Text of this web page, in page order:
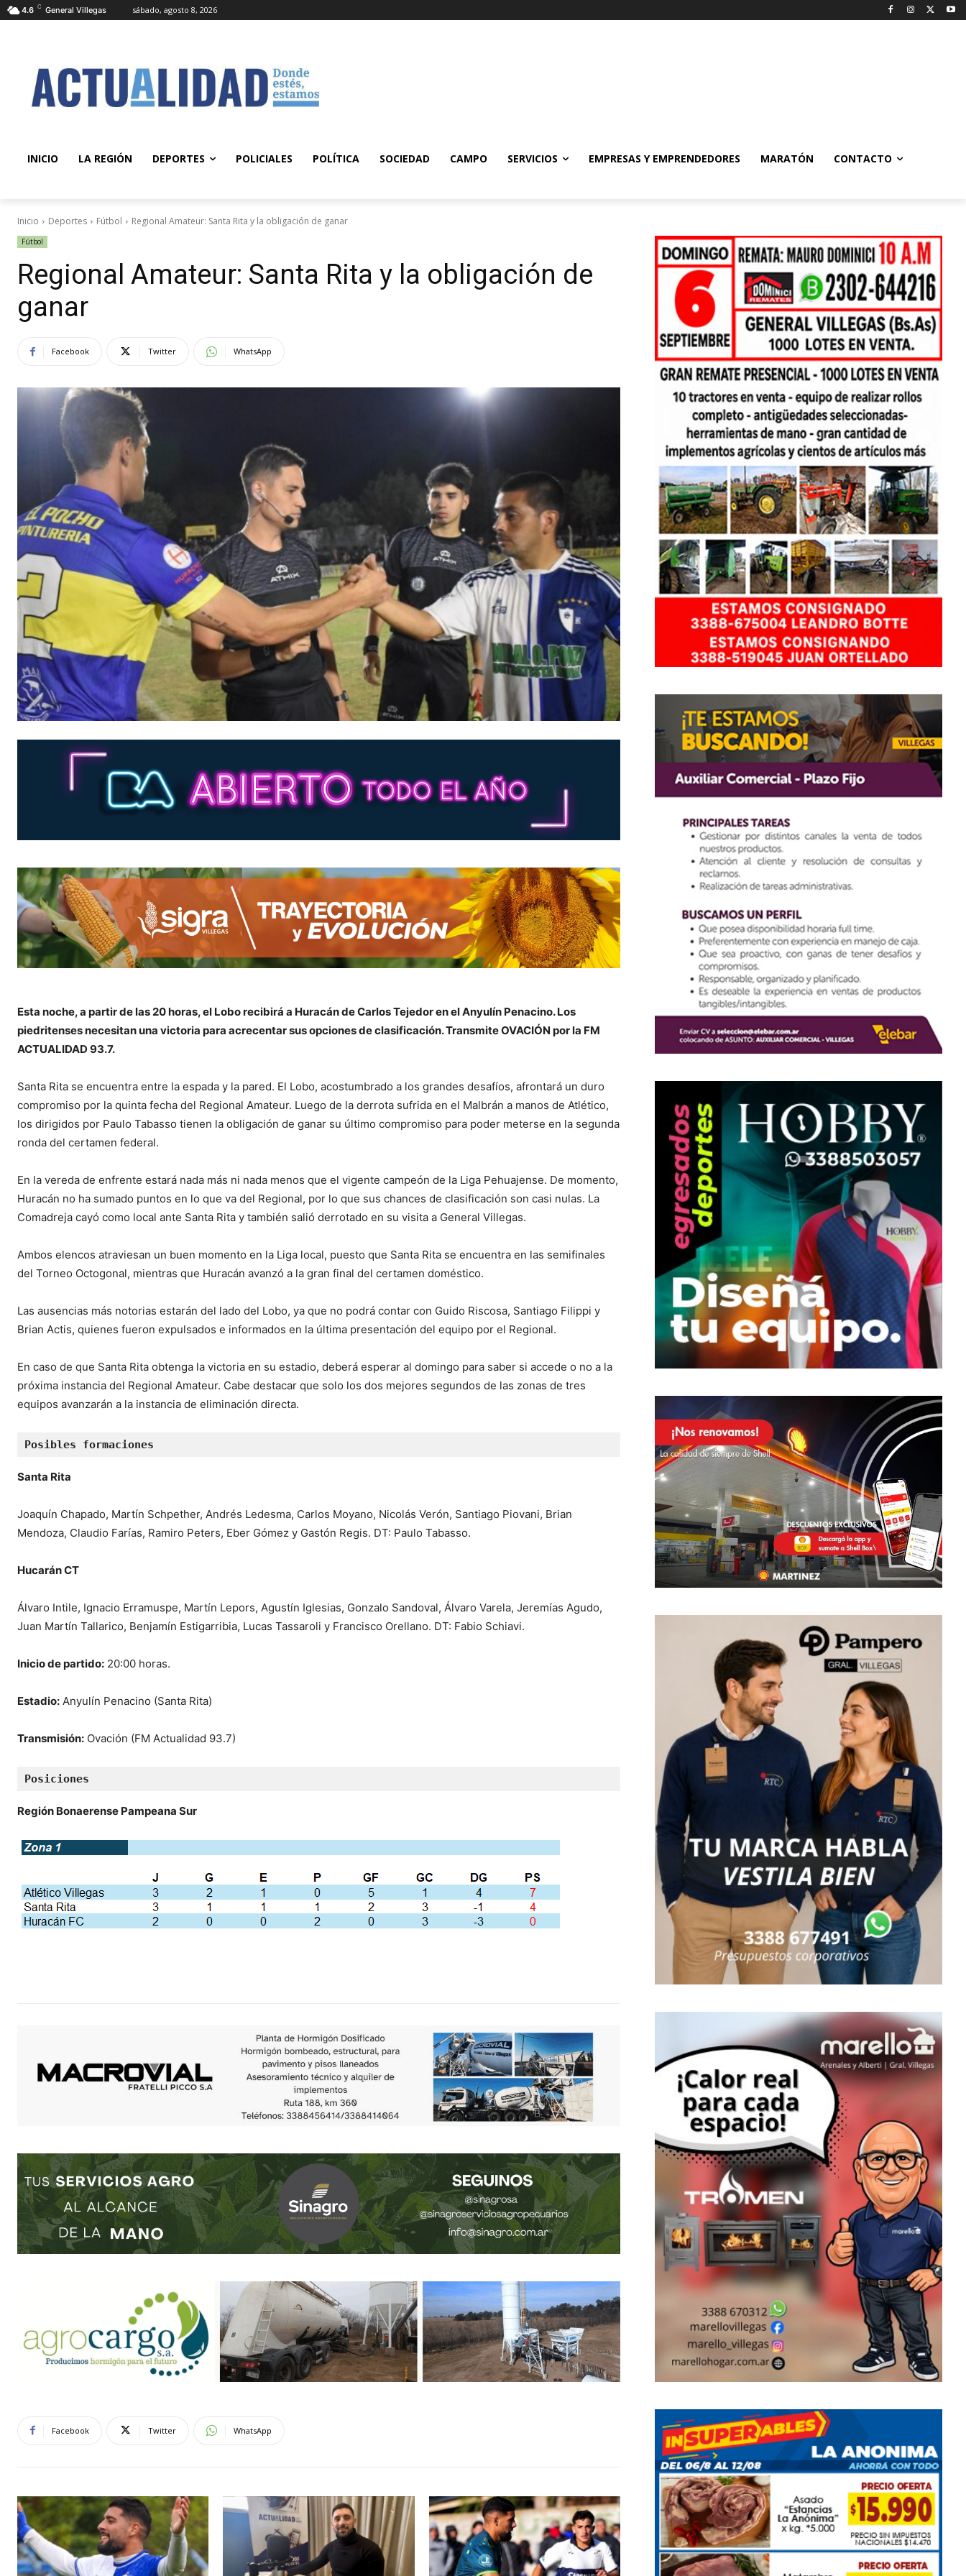
4.6 C General Villegas sábado, agosto 8, 2026
INICIO LA REGIÓN DEPORTES POLICIALES POLÍTICA SOCIEDAD CAMPO SERVICIOS EMPRESAS Y EMPRENDEDORES MARATÓN CONTACTO
Inicio Deportes Fútbol Regional Amateur: Santa Rita y la obligación de ganar
Fútbol
Regional Amateur: Santa Rita y la obligación de
ganar
Facebook Twitter WhatsApp
Esta noche, a partir de las 20 horas, el Lobo recibirá a Huracán de Carlos Tejedor en el Anyulín Penacino. Los
piedritenses necesitan una victoria para acrecentar sus opciones de clasificación. Transmite OVACIÓN por la FM
ACTUALIDAD 93.7.
Santa Rita se encuentra entre la espada y la pared. El Lobo, acostumbrado a los grandes desafíos, afrontará un duro
compromiso por la quinta fecha del Regional Amateur. Luego de la derrota sufrida en el Malbrán a manos de Atlético,
los dirigidos por Paulo Tabasso tienen la obligación de ganar su último compromiso para poder meterse en la segunda
ronda del certamen federal.
En la vereda de enfrente estará nada más ni nada menos que el vigente campeón de la Liga Pehuajense. De momento,
Huracán no ha sumado puntos en lo que va del Regional, por lo que sus chances de clasificación son casi nulas. La
Comadreja cayó como local ante Santa Rita y también salió derrotado en su visita a General Villegas.
Ambos elencos atraviesan un buen momento en la Liga local, puesto que Santa Rita se encuentra en las semifinales
del Torneo Octogonal, mientras que Huracán avanzó a la gran final del certamen doméstico.
Las ausencias más notorias estarán del lado del Lobo, ya que no podrá contar con Guido Riscosa, Santiago Filippi y
Brian Actis, quienes fueron expulsados e informados en la última presentación del equipo por el Regional.
En caso de que Santa Rita obtenga la victoria en su estadio, deberá esperar al domingo para saber si accede o no a la
próxima instancia del Regional Amateur. Cabe destacar que solo los dos mejores segundos de las zonas de tres
equipos avanzarán a la instancia de eliminación directa.
Posibles formaciones
Santa Rita
Joaquín Chapado, Martín Schpether, Andrés Ledesma, Carlos Moyano, Nicolás Verón, Santiago Piovani, Brian
Mendoza, Claudio Farías, Ramiro Peters, Eber Gómez y Gastón Regis. DT: Paulo Tabasso.
Hucarán CT
Álvaro Intile, Ignacio Erramuspe, Martín Lepors, Agustín Iglesias, Gonzalo Sandoval, Álvaro Varela, Jeremías Agudo,
Juan Martín Tallarico, Benjamín Estigarribia, Lucas Tassaroli y Francisco Orellano. DT: Fabio Schiavi.
Inicio de partido: 20:00 horas.
Estadio: Anyulín Penacino (Santa Rita)
Transmisión: Ovación (FM Actualidad 93.7)
Posiciones
Región Bonaerense Pampeana Sur
Facebook Twitter WhatsApp